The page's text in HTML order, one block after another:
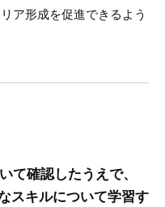
ア形成を促進できるよう
て確認したうえで、
スキルについて学習す